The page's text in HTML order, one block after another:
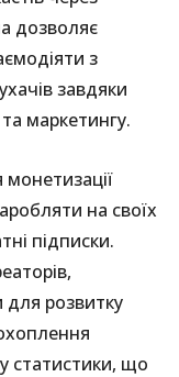
дозволяє
з
завдяки
маркетингу.
на своїх
підписки.
для розвитку
статистики, що